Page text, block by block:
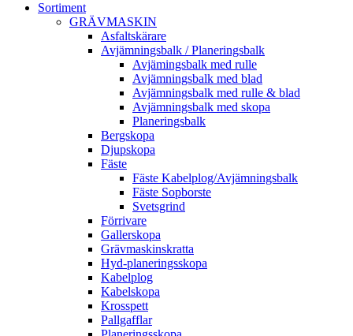
Sortiment
GRÄV­MASKIN
Asfalt­skärare
Avjämnings­balk / Planeringsbalk
Avjämingsbalk med rulle
Avjämningsbalk med blad
Avjämningsbalk med rulle & blad
Avjämningsbalk med skopa
Planerings­balk
Berg­skopa
Djup­skopa
Fäste
Fäste Kabel­­plog/­Avjämnings­­balk
Fäste Sop­borste
Svets­grind
Förrivare
Galler­skopa
Gräv­maskins­kratta
Hyd­-planerings­skopa
Kabel­plog
Kabel­skopa
Kros­spett
Pallgafflar